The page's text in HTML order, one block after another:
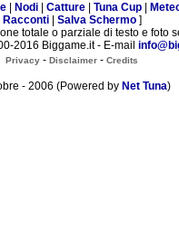
Nodi Catture Tuna Cup
Racconti| Salva Schermo]
totale o parziale di testo e foto
2016 Biggame.it - E-mail
Privacy - Disclaimer - Credits
- 2006 (Powered by Net Tuna)